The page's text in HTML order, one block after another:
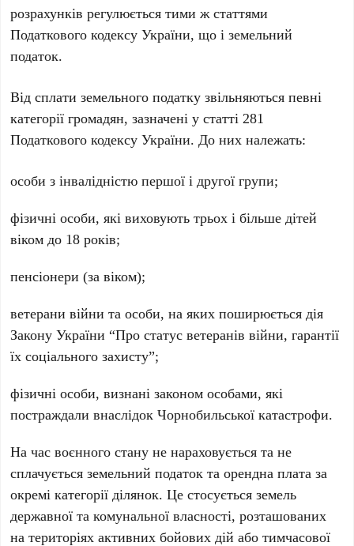
розрахунків регулюється тими ж статтями
Податкового кодексу України, що і земельний
податок.
Від сплати земельного податку звільняються певні
категорії громадян, зазначені у статті 281
Податкового кодексу України. До них належать:
особи з інвалідністю першої і другої групи;
фізичні особи, які виховують трьох і більше дітей
віком до 18 років;
пенсіонери (за віком);
ветерани війни та особи, на яких поширюється дія
Закону України “Про статус ветеранів війни, гарантії
їх соціального захисту”;
фізичні особи, визнані законом особами, які
постраждали внаслідок Чорнобильської катастрофи.
На час воєнного стану не нараховується та не
сплачується земельний податок та орендна плата за
окремі категорії ділянок. Це стосується земель
державної та комунальної власності, розташованих
на територіях активних бойових дій або тимчасової